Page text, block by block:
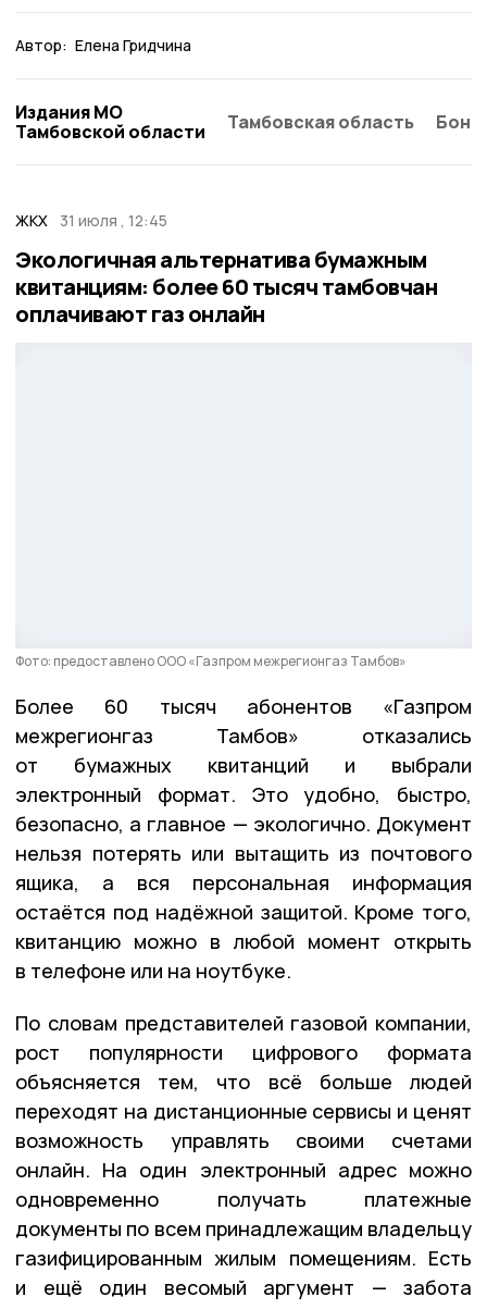
Автор: Елена Гридчина
Издания МО
Тамбовской области
Тамбовская область
ЖКХ 31 июля , 12:45
Экологичная альтернатива бумажным
квитанциям: более 60 тысяч тамбовчан
оплачивают газ онлайн
Фото: предоставлено ООО «Газпром межрегионгаз Тамбов»
Более 60 тысяч абонентов «Газпром
межрегионгаз Тамбов» отказались
от бумажных квитанций и выбрали
электронный формат. Это удобно, быстро,
безопасно, а главное — экологично. Документ
нельзя потерять или вытащить из почтового
ящика, а вся персональная информация
остаётся под надёжной защитой. Кроме того,
квитанцию можно в любой момент открыть
в телефоне или на ноутбуке.
По словам представителей газовой компании,
рост популярности цифрового формата
объясняется тем, что всё больше людей
переходят на дистанционные сервисы и ценят
возможность управлять своими счетами
онлайн. На один электронный адрес можно
одновременно получать платежные
документы по всем принадлежащим владельцу
газифицированным жилым помещениям. Есть
и ещё один весомый аргумент — забота